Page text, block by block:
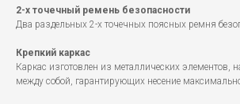
2-х точечный ремень безопасности
Два раздельных 2-х точечных поясных ремня
Крепкий каркас
Каркас изготовлен из металлических элементов,
между собой, гарантирующих несение